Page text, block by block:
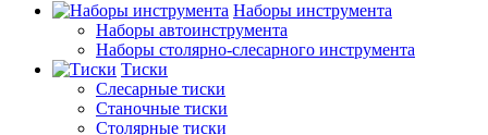
Наборы инструмента
Наборы автоинструмента
Наборы столярно-слесарного инструмента
Тиски
Слесарные тиски
Станочные тиски
Столярные тиски